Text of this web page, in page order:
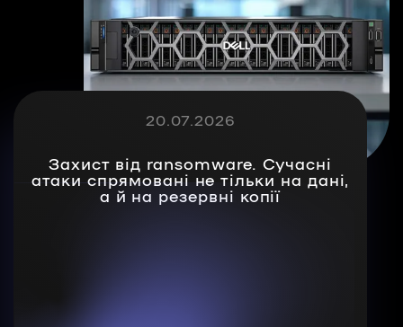
20.07.2026
Захист від ransomware. Сучасні
атаки спрямовані не тільки на дані,
а й на резервні копії